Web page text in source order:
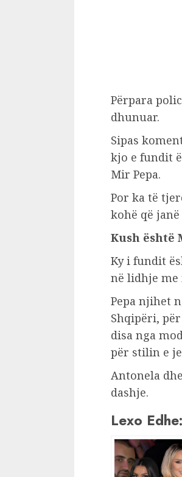
Përpara
dhunuar.
Sipas
kjo e fundit
Mir Pepa.
Por ka të
kohë që
Kush është
Ky i fundit
në lidhje me
Pepa njihet
Shqipëri,
disa nga
për stilin e
Antonela
dashje.
Lexo Edhe: